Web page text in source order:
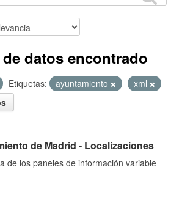
datos encontrado
Etiquetas: ayuntamiento
xml
de Madrid - Localizaciones
de los paneles de información variable